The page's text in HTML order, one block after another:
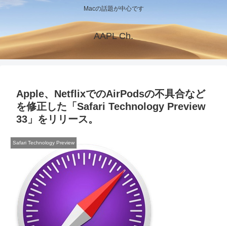
Macの話題が中心です
AAPL Ch.
Apple、NetflixでのAirPodsの不具合など
を修正した「Safari Technology Preview
33」をリリース。
Safari Technology Preview